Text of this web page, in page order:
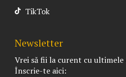
TikTok
Newsletter
Vrei să fii la curent cu
Înscrie-te aici: